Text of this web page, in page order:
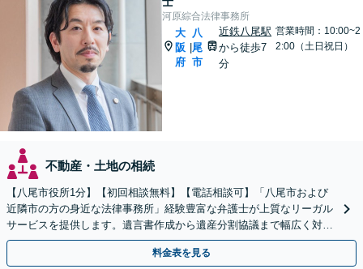
河原綜合法律事務所
大
阪
府
八
尾
市
近鉄八尾駅
から徒歩7
分
営業時間：10:00~2
2:00（土日祝日）
不動産・土地の相続
【八尾市役所1分】【初回相談無料】【電話相談可】「八尾市および
近隣市の方の身近な法律事務所」経験豊富な弁護士が上質なリーガル
サービスを提供します。遺言書作成から遺産分割協議まで幅広く対応
「他士業と連携してスムーズな解決」【休日・夜間相談可】
料金表を見る